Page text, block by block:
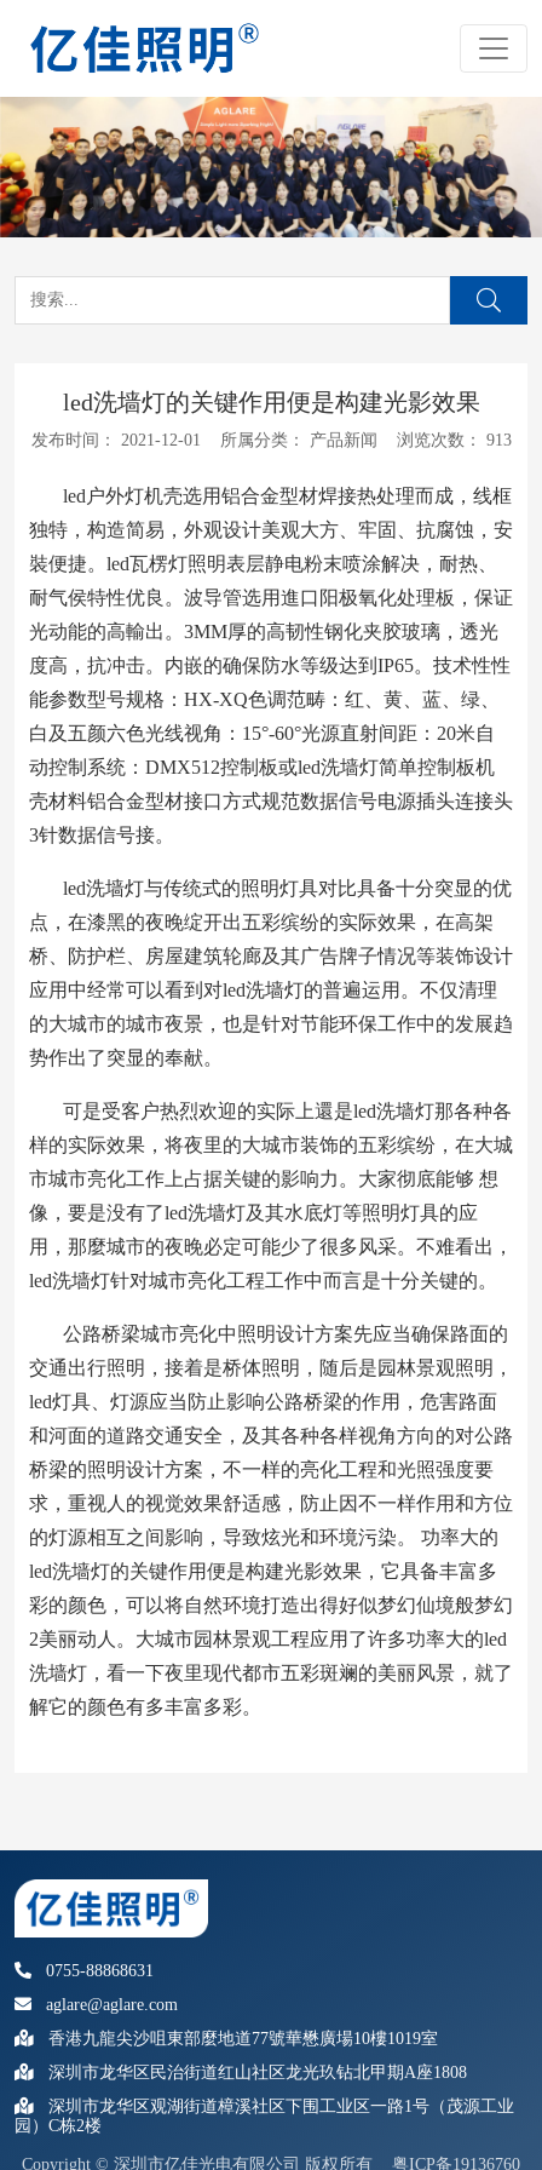
led洗墙灯的关键作用便是构建光影效果
发布时间： 2021-12-01 所属分类： 产品新闻 浏览次数： 913
led户外灯机壳选用铝合金型材焊接热处理而成，线框
独特，构造简易，外观设计美观大方、牢固、抗腐蚀，安
裝便捷。led瓦楞灯照明表层静电粉末喷涂解决，耐热、
耐气侯特性优良。波导管选用進口阳极氧化处理板，保证
光动能的高輸出。3MM厚的高韧性钢化夹胶玻璃，透光
度高，抗冲击。内嵌的确保防水等级达到IP65。技术性性
能参数型号规格：HX-XQ色调范畴：红、黄、蓝、绿、
白及五颜六色光线视角：15°-60°光源直射间距：20米自
动控制系统：DMX512控制板或led洗墙灯简单控制板机
壳材料铝合金型材接口方式规范数据信号电源插头连接头
3针数据信号接。
led洗墙灯与传统式的照明灯具对比具备十分突显的优
点，在漆黑的夜晚绽开出五彩缤纷的实际效果，在高架
桥、防护栏、房屋建筑轮廊及其广告牌子情况等装饰设计
应用中经常可以看到对led洗墙灯的普遍运用。不仅清理
的大城市的城市夜景，也是针对节能环保工作中的发展趋
势作出了突显的奉献。
可是受客户热烈欢迎的实际上還是led洗墙灯那各种各
样的实际效果，将夜里的大城市装饰的五彩缤纷，在大城
市城市亮化工作上占据关键的影响力。大家彻底能够 想
像，要是没有了led洗墙灯及其水底灯等照明灯具的应
用，那麼城市的夜晚必定可能少了很多风采。不难看出，
led洗墙灯针对城市亮化工程工作中而言是十分关键的。
公路桥梁城市亮化中照明设计方案先应当确保路面的
交通出行照明，接着是桥体照明，随后是园林景观照明，
led灯具、灯源应当防止影响公路桥梁的作用，危害路面
和河面的道路交通安全，及其各种各样视角方向的对公路
桥梁的照明设计方案，不一样的亮化工程和光照强度要
求，重视人的视觉效果舒适感，防止因不一样作用和方位
的灯源相互之间影响，导致炫光和环境污染。 功率大的
led洗墙灯的关键作用便是构建光影效果，它具备丰富多
彩的颜色，可以将自然环境打造出得好似梦幻仙境般梦幻
2美丽动人。大城市园林景观工程应用了许多功率大的led
洗墙灯，看一下夜里现代都市五彩斑斓的美丽风景，就了
解它的颜色有多丰富多彩。
0755-88868631
aglare@aglare.com
香港九龍尖沙咀東部麼地道77號華懋廣場10樓1019室
深圳市龙华区民治街道红山社区龙光玖钻北甲期A座1808
深圳市龙华区观湖街道樟溪社区下围工业区一路1号（茂源工业
园）C栋2楼
Copyright © 深圳市亿佳光电有限公司 版权所有 粤ICP备19136760